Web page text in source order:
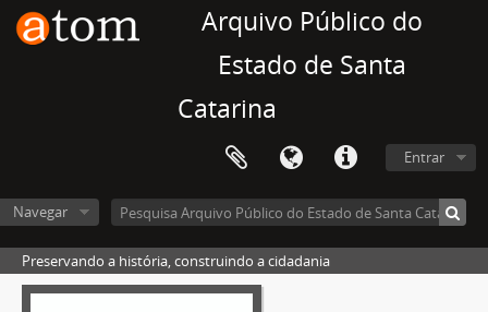
Arquivo Público do
Estado de Santa
Catarina
Entrar
Navegar
Preservando a história, construindo a cidadania